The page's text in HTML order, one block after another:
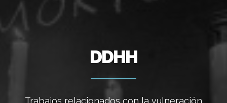
DDHH
Trabajos relacionados con la vulneración